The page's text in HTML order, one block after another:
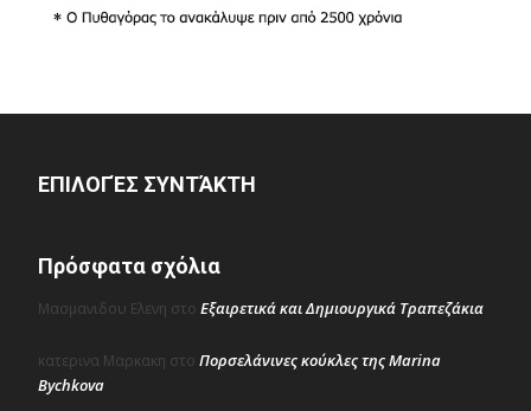
ΕΠΙΛΟΓΈΣ ΣΥΝΤΆΚΤΗ
Πρόσφατα σχόλια
Μασμανιδου Ελενη στο Εξαιρετικά και Δημιουργικά Τραπεζάκια
κατερινα Μαρκακη στο Πορσελάνινες κούκλες της Marina
Bychkova